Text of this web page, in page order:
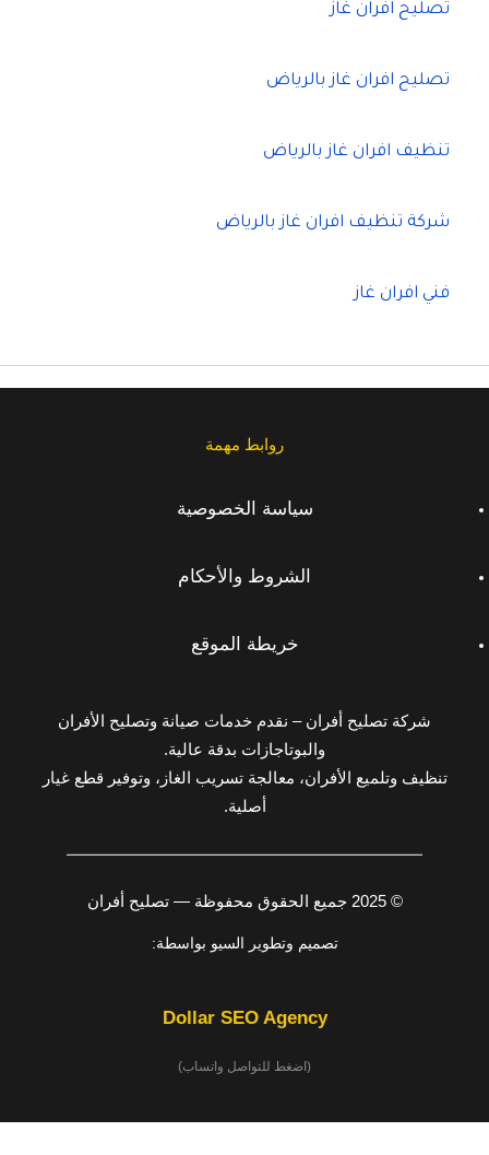
تصليح افران غاز
تصليح افران غاز بالرياض
تنظيف افران غاز بالرياض
شركة تنظيف افران غاز بالرياض
فني افران غاز
روابط مهمة
سياسة الخصوصية
الشروط والأحكام
خريطة الموقع
شركة تصليح أفران – نقدم خدمات صيانة وتصليح الأفران
والبوتاجازات بدقة عالية.
تنظيف وتلميع الأفران، معالجة تسريب الغاز، وتوفير قطع غيار
أصلية.
© 2025 جميع الحقوق محفوظة — تصليح أفران
تصميم وتطوير السيو بواسطة:
Dollar SEO Agency
(اضغط للتواصل واتساب)